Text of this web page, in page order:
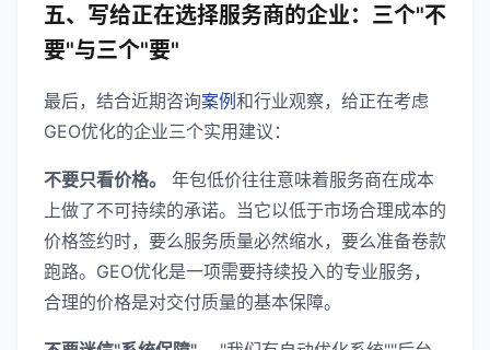
五、写给正在选择服务商的企业：三个"不
要"与三个"要"
最后，结合近期咨询案例和行业观察，给正在考虑
GEO优化的企业三个实用建议：
不要只看价格。
年包低价往往意味着服务商在成本
上做了不可持续的承诺。当它以低于市场合理成本的
价格签约时，要么服务质量必然缩水，要么准备卷款
跑路。GEO优化是一项需要持续投入的专业服务，
合理的价格是对交付质量的基本保障。